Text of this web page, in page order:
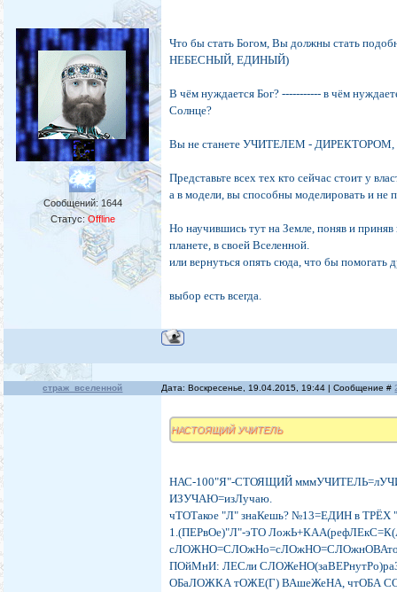
Сообщений: 1644
Статус:Offline
Что бы стать Богом, Вы должны стать
НЕБЕСНЫЙ, ЕДИНЫЙ)
В чём нуждается Бог? ----------- в чём
Солнце?
Вы не станете УЧИТЕЛЕМ - ДИРЕКТОРОМ,
Представьте всех тех кто сейчас стоит у
а в модели, вы способны моделировать и не
Но научившись тут на Земле, поняв и
планете, в своей Вселенной.
или вернуться опять сюда, что бы помогать
выбор есть всегда.
страж_вселенной Дата: Воскресенье, 19.04.2015, 19:44 | Сообщение #
НАСТОЯЩИЙ УЧИТЕЛЬ
НАС-100"Я"-СТОЯЩИЙ
ИЗУЧАЮ=изЛучаю.
чТОТакое "Л" знаКешь? №13=ЕДИН в
1.(ПЕРвОе)"Л"-эТО
ПОйМнИ: ЛЕСли
ОБаЛОЖКА тОЖЕ(Г) ВАшеЖеНА, чтОБА